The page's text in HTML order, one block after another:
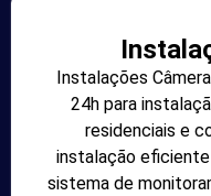
Instalações
24h para
residenciais e
instalação
sistema de